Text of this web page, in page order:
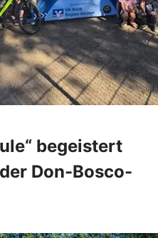
begeistert
Don-Bosco-